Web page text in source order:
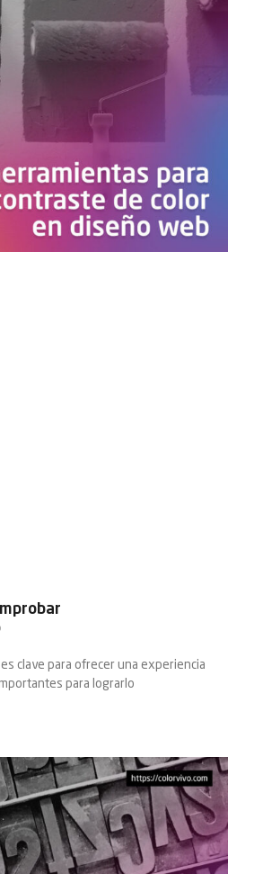
clave para ofrecer una experiencia
para lograrlo